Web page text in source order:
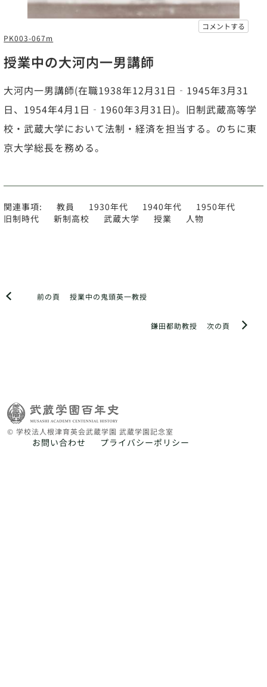
コメントする
PK003-067m
授業中の大河内一男講師
大河内一男講師(在職1938年12月31日‐1945年3月31
日、1954年4月1日‐1960年3月31日)。旧制武蔵高等学
校・武蔵大学において法制・経済を担当する。のちに東
京大学総長を務める。
関連事項: 教員 1930年代 1940年代
1950年代
旧制時代
新制高校 武蔵大学 授業 人物
前の頁 授業中の鬼頭英一教授
次の頁
鎌田都助教授
© 学校法人根津育英会武蔵学園 武蔵学園記念室
お問い合わせ プライバシーポリシー